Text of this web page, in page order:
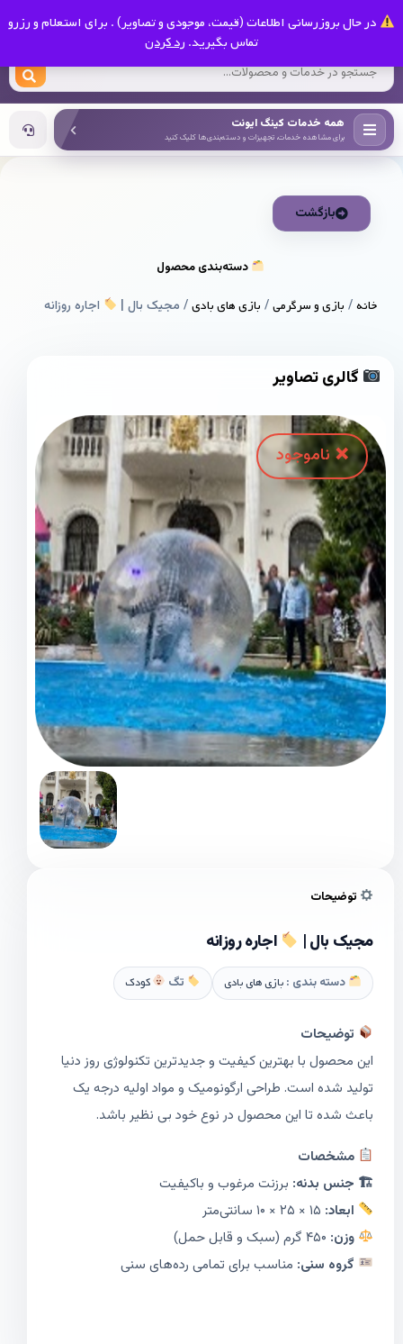
در حال بروزرسانی اطلاعات (قیمت، موجودی و تصاویر) . برای استعلام و رزرو
تماس بگیرید. رد کردن
کینگ ایونت
همه خدمات کینگ ایونت
برای مشاهده خدمات، تجهیزات و دسته‌بندی‌ها کلیک کنید
بازگشت
دسته‌بندی محصول
خانه/ بازی و سرگرمی/ بازی های بادی/ مجیک بال | اجاره روزانه
گالری تصاویر
توضیحات
مجیک بال | اجاره روزانه
دسته بندی : بازی های بادی تگ کودک
توضیحات
این محصول با بهترین کیفیت و جدیدترین تکنولوژی روز دنیا
تولید شده است. طراحی ارگونومیک و مواد اولیه درجه یک
باعث شده تا این محصول در نوع خود بی نظیر باشد.
مشخصات
🏗 جنس بدنه: برزنت مرغوب و باکیفیت
ابعاد:
وزن:
گروه سنی: مناسب برای تمامی رده‌های سنی